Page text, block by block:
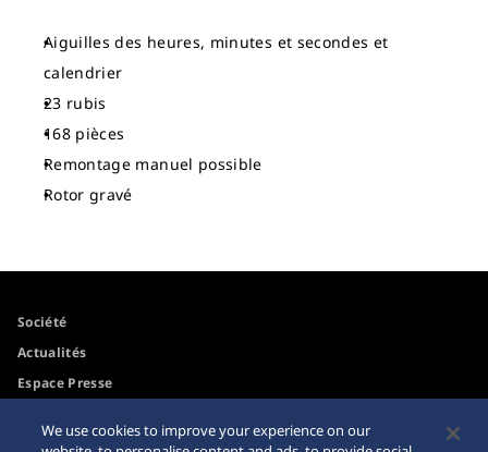
Aiguilles des heures, minutes et secondes et
calendrier
23 rubis
168 pièces
Remontage manuel possible
Rotor gravé
Société
Actualités
Espace Presse
Accessibilité Mise en garde achats en
We use cookies to improve your experience on our